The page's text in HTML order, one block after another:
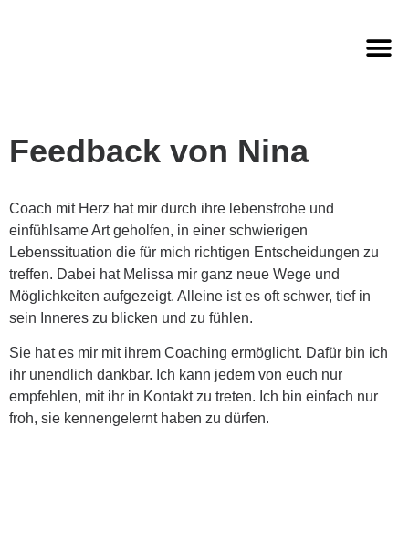
Feedback von Nina
Coach mit Herz hat mir durch ihre lebensfrohe und
einfühlsame Art geholfen, in einer schwierigen
Lebenssituation die für mich richtigen Entscheidungen zu
treffen. Dabei hat Melissa mir ganz neue Wege und
Möglichkeiten aufgezeigt. Alleine ist es oft schwer, tief in
sein Inneres zu blicken und zu fühlen.
Sie hat es mir mit ihrem Coaching ermöglicht. Dafür bin ich
ihr unendlich dankbar. Ich kann jedem von euch nur
empfehlen, mit ihr in Kontakt zu treten. Ich bin einfach nur
froh, sie kennengelernt haben zu dürfen.